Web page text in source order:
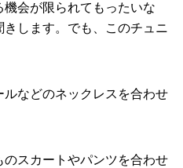
機会が限られてもったいな
します。でも、このチュニ
などのネックレスを合わせ
スカートやパンツを合わせ